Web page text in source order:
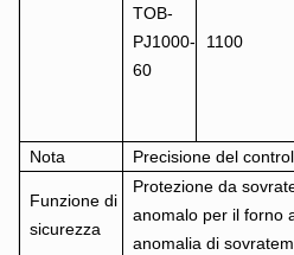
TOB-
PJ1000-
60
1100
Nota Precisione del
Funzione di
sicurezza
Protezione da
anomalo per il forno
anomalia di